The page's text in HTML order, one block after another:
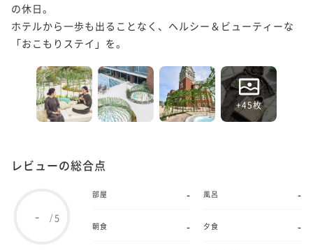
の休日。
ホテルから一歩も出ることなく、ヘルシー＆ビューティーな
「おこもりステイ」を。
+45枚
レビューの総合点
- /5
部屋 - 風呂 -
朝食 - 夕食 -